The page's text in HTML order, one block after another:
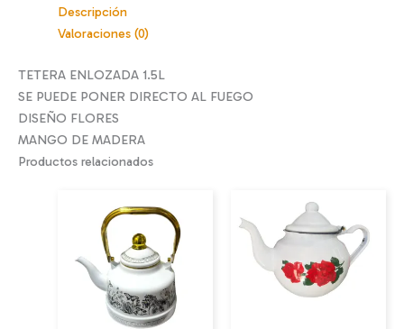
Descripción
Valoraciones (0)
TETERA ENLOZADA 1.5L
SE PUEDE PONER DIRECTO AL FUEGO
DISEÑO FLORES
MANGO DE MADERA
Productos relacionados